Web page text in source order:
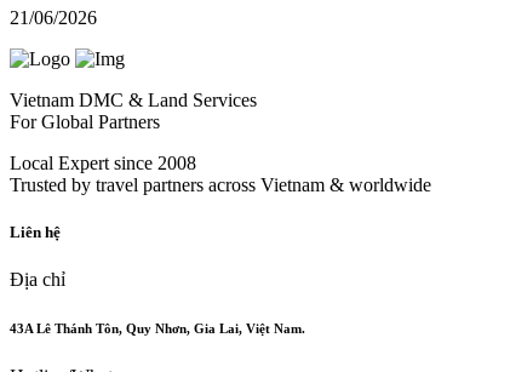
21/06/2026
Vietnam DMC & Land Services
For Global Partners
Local Expert since 2008
Trusted by travel partners across Vietnam & worldwide
Liên hệ
Địa chỉ
43A Lê Thánh Tôn, Quy Nhơn, Gia Lai, Việt Nam.